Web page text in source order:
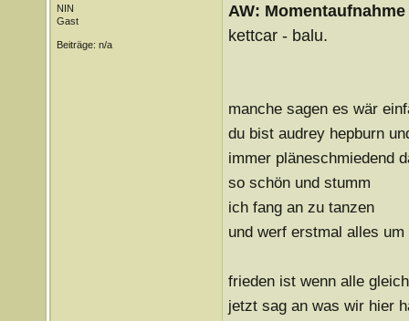
NIN
Gast
Beiträge: n/a
AW: Momentaufnahme
kettcar - balu.
manche sagen es wär
du bist audrey hepburn
immer pläneschmiedend
so schön und stumm
ich fang an zu tanzen
und werf erstmal alles um
frieden ist wenn alle
jetzt sag an was wir hier